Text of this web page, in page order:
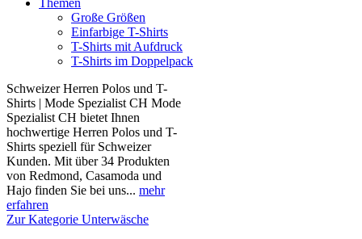
Themen
Große Größen
Einfarbige T-Shirts
T-Shirts mit Aufdruck
T-Shirts im Doppelpack
Schweizer Herren Polos und T-
Shirts | Mode Spezialist CH Mode
Spezialist CH bietet Ihnen
hochwertige Herren Polos und T-
Shirts speziell für Schweizer
Kunden. Mit über 34 Produkten
von Redmond, Casamoda und
Hajo finden Sie bei uns... mehr
erfahren
Zur Kategorie Unterwäsche